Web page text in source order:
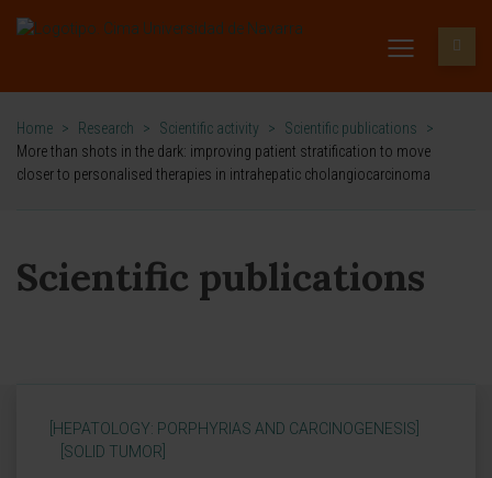
Home > Research > Scientific activity > Scientific publications
>
More than shots in the dark: improving patient stratification to move
closer to personalised therapies in intrahepatic cholangiocarcinoma
Scientific publications
[HEPATOLOGY: PORPHYRIAS AND CARCINOGENESIS]
[SOLID TUMOR]